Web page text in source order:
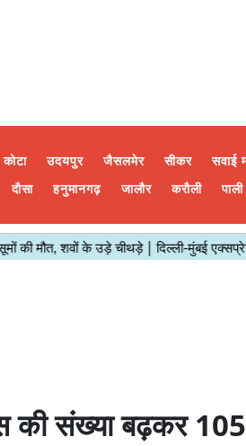
कोटा उदयपुर जैसलमेर सीकर सवाई
दौसा हनुमानगढ़ जालौर करौली पाली
की संख्या बढ़कर